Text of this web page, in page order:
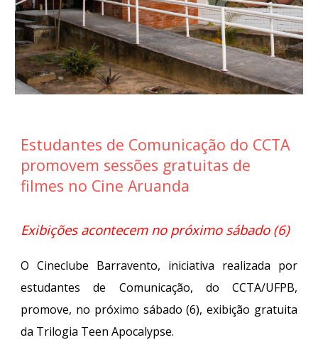
Estudantes de Comunicação do CCTA
promovem sessões gratuitas de
filmes no Cine Aruanda
Exibições acontecem no próximo sábado (6)
O Cineclube Barravento, iniciativa realizada por
estudantes de Comunicação, do CCTA/UFPB,
promove, no próximo sábado (6), exibição gratuita
da Trilogia Teen Apocalypse.